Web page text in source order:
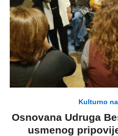
Kulturno
Osnovana Udruga
usmenog